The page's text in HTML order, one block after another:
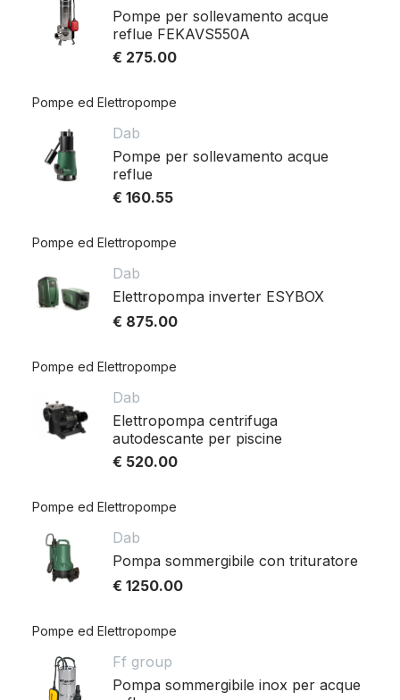
Pompe per sollevamento acque
reflue FEKAVS550A
€ 275.00
Pompe ed Elettropompe
Dab
Pompe per sollevamento acque
reflue
€ 160.55
Pompe ed Elettropompe
Dab
Elettropompa inverter ESYBOX
€ 875.00
Pompe ed Elettropompe
Dab
Elettropompa centrifuga
autodescante per piscine
€ 520.00
Pompe ed Elettropompe
Dab
Pompa sommergibile con trituratore
€ 1250.00
Pompe ed Elettropompe
Ff group
Pompa sommergibile inox per acque